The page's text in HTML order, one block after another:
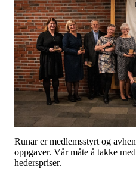
Runar er medlemsstyrt og
oppgaver. Vår måte å takke
hederspriser.